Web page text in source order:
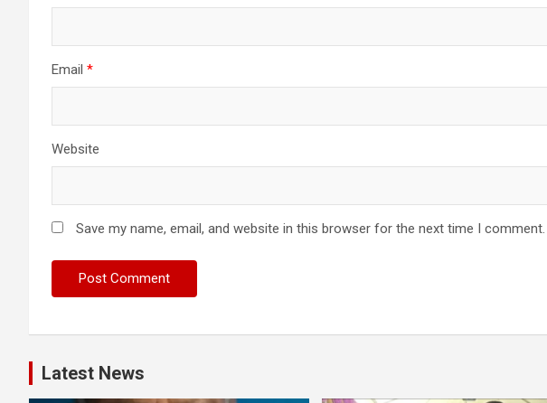
Email *
Website
Save my name, email, and website in this browser for the next time I comment.
Latest News